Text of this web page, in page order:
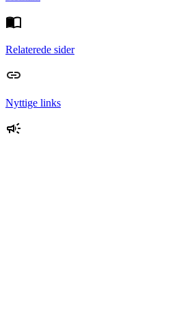
Relaterede sider
Nyttige links